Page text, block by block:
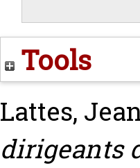
Tools
Lattes,
dirigeants